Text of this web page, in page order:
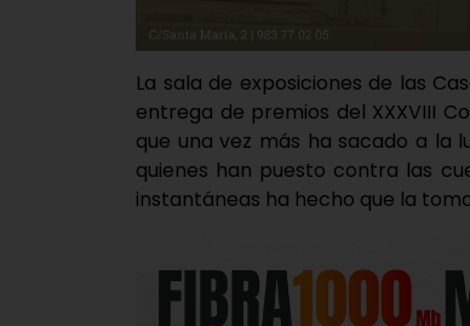
La sala de exposiciones de las
entrega de premios del XXXVIII
que una vez más ha sacado a la
quienes han puesto contra las
instantáneas ha hecho que la